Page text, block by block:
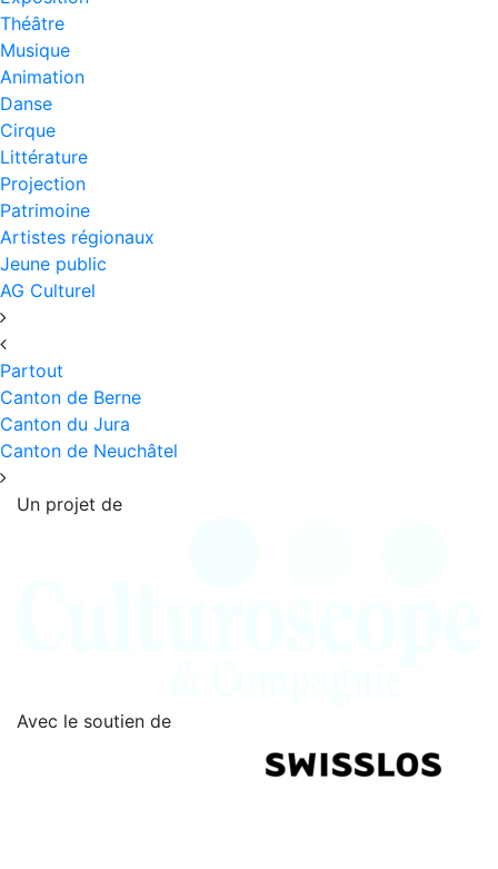
Théâtre
Musique
Animation
Danse
Cirque
Littérature
Projection
Patrimoine
Artistes régionaux
Jeune public
AG Culturel
Partout
Canton de Berne
Canton du Jura
Canton de Neuchâtel
Un projet de
Avec le soutien de